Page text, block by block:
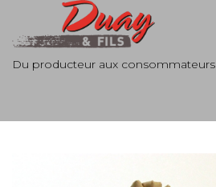
Du producteur aux consommateurs